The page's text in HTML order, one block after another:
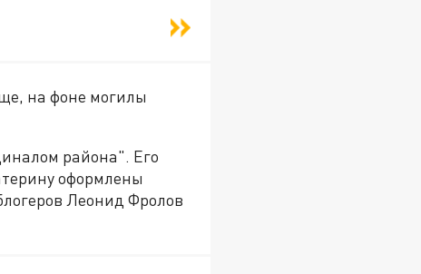
на фоне могилы
района". Его
оформлены
Леонид Фролов